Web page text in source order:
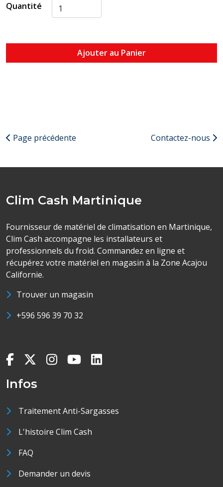
Quantité
Ajouter au Panier
Page précédente Contactez-nous
Clim Cash Martinique
Fournisseur de matériel de climatisation en Martinique,
Clim Cash accompagne les installateurs et
professionnels du froid. Commandez en ligne et
récupérez votre matériel en magasin à la Zone Acajou
Californie.
Trouver un magasin
+596 596 39 70 32
Infos
Traitement Anti-Sargasses
L'histoire Clim Cash
FAQ
Demander un devis